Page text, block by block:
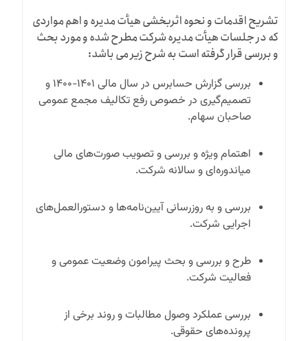
تشریح اقدمات و نحوه اثربخشی هیأت مدیره و اهم مواردی
که در جلسات هیأت مدیره شرکت مطرح شده و مورد بحث
و بررسی قرار گرفته است به شرح زیر می باشد:
بررسی گزارش
حسابرس در سال مالی ۱۴۰۱-۱۴۰۰ و
تصمیم‌گیری در خصوص رفع تکالیف مجمع عمومی
صاحبان سهام.
اهتمام ویژه و بررسی و تصویب صورت‌های مالی
میاندوره‌ای و سالانه شرکت.
بررسی و به روز‌رسانی آیین‌نامه‌ها و دستورالعمل‌های
اجرایی شرکت.
طرح و بررسی و بحث پیرامون وضعیت عمومی و
فعالیت شرکت.
بررسی عملکرد وصول مطالبات و روند برخی از
پرونده‌های حقوقی.